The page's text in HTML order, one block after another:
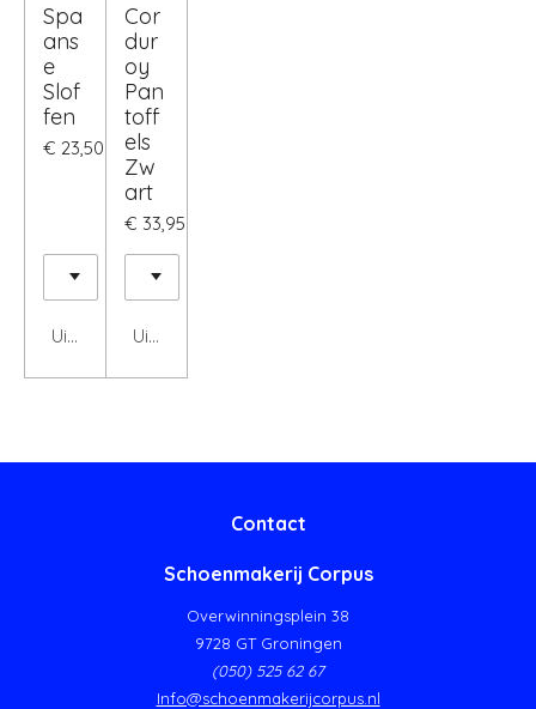
Spa
ans
e
Slof
fen
€ 23,50
Uitgeschakeld
Cor
dur
oy
Pan
toff
els
Zw
art
€ 33,95
Uitgeschakeld
Contact
Schoenmakerij Corpus
Overwinningsplein 38
9728 GT Groningen
(050) 525 62 67
Info@schoenmakerijcorpus.nl